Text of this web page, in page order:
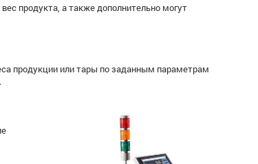
продукта, а также дополнительно могут
продукции или тары по заданным параметрам